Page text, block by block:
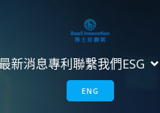
新消息專利聯繫我們ESG
ENG